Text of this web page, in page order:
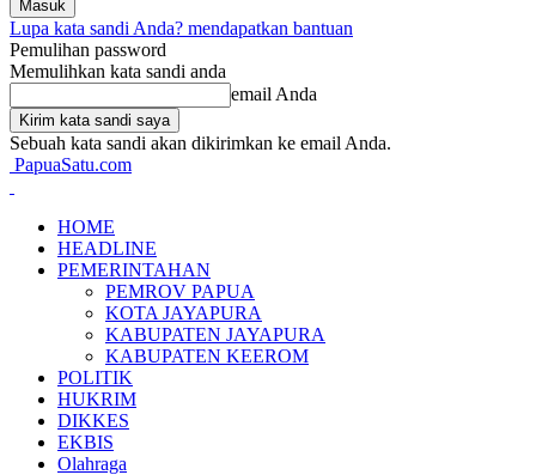
Lupa kata sandi Anda? mendapatkan bantuan
Pemulihan password
Memulihkan kata sandi anda
email Anda
Sebuah kata sandi akan dikirimkan ke email Anda.
PapuaSatu.com
HOME
HEADLINE
PEMERINTAHAN
PEMROV PAPUA
KOTA JAYAPURA
KABUPATEN JAYAPURA
KABUPATEN KEEROM
POLITIK
HUKRIM
DIKKES
EKBIS
Olahraga